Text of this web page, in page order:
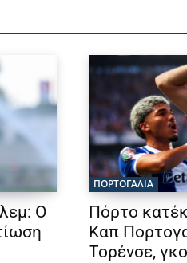
Ο
ΠΟΡΤΟΓΑΛΙΑ
Πόρτο
Καπ
Τορένσε,